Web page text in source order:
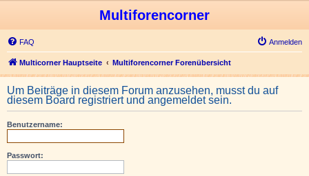
Multiforencorner
FAQ Anmelden
Multicorner Hauptseite Multiforencorner Forenübersicht
Um Beiträge in diesem Forum anzusehen, musst du auf
diesem Board registriert und angemeldet sein.
Benutzername:
Passwort: